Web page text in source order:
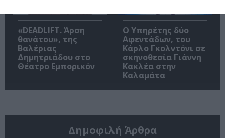
«DEADLIFT. Άρση
θανάτου», της
Βαλέριας
Δημητριάδου στο
Θέατρο Εμπορικόν
Ο Υπηρέτης δύο
Αφεντάδων, του
Κάρλο Γκολντόνι σε
σκηνοθεσία Γιάννη
Κακλέα στην
Καλαμάτα
Δημοφιλή Άρθρα